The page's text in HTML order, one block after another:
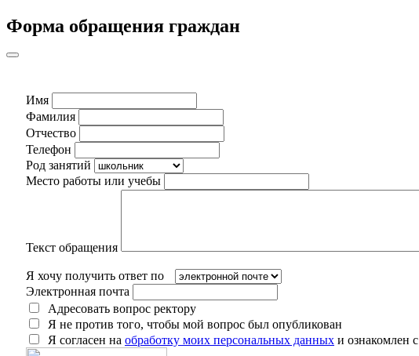
Форма обращения граждан
Имя
Фамилия
Отчество
Телефон
Род занятий
Место работы или учебы
Текст обращения
Я хочу получить ответ по
Электронная почта
Адресовать вопрос ректору
Я не против того, чтобы мой вопрос был опубликован
Я согласен на обработку моих персональных данных и ознакомлен с